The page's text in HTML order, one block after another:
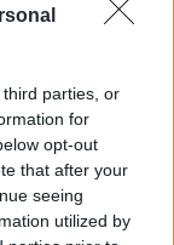
parties, or
for
opt-out
that after your
seeing
utilized by